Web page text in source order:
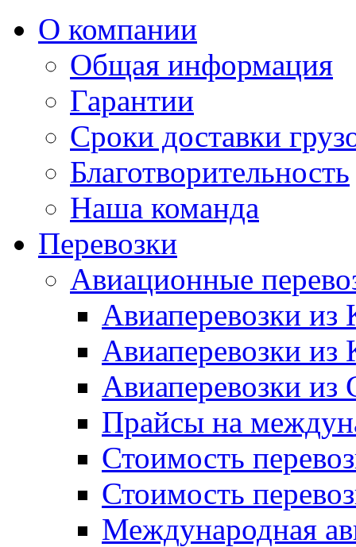
О компании
Общая информация
Гарантии
Сроки доставки
Благотворительность
Наша команда
Перевозки
Авиационные
Авиаперевозки из
Авиаперевозки из
Авиаперевозки
Прайсы на
Стоимость
Стоимость
Международная